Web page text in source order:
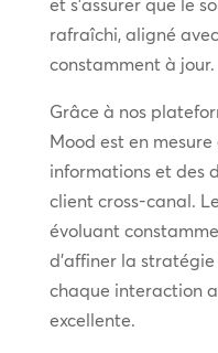
rafraîchi, aligné
constamment à jour.
Grâce à nos
Mood est en
informations et des
client cross-canal.
évoluant
d’affiner la
chaque interaction
excellente.